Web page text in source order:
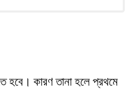
হবে। কারণ তানা হলে প্রথমে